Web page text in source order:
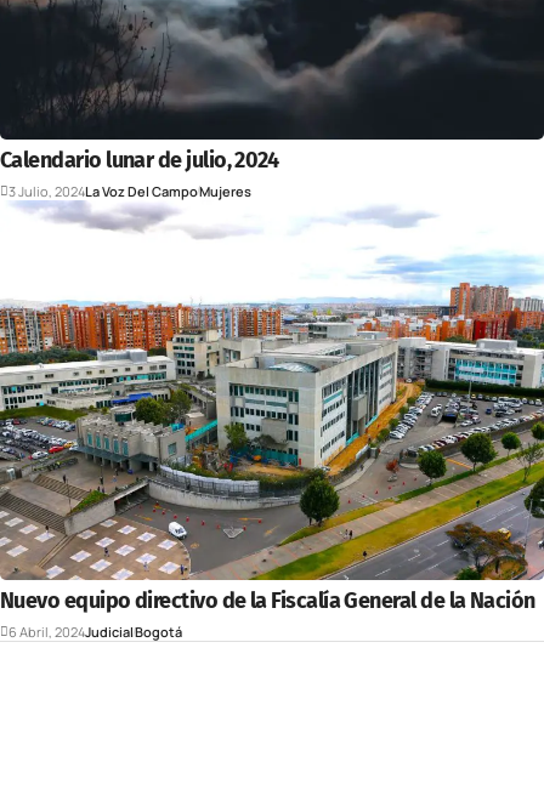
Calendario lunar de julio, 2024
3 Julio, 2024La Voz Del CampoMujeres
Nuevo equipo directivo de la Fiscalía General de la Nación
6 Abril, 2024JudicialBogotá